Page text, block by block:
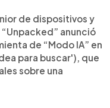
de dispositivos y
anunció
de “Modo IA” en
para buscar'), que
sobre una